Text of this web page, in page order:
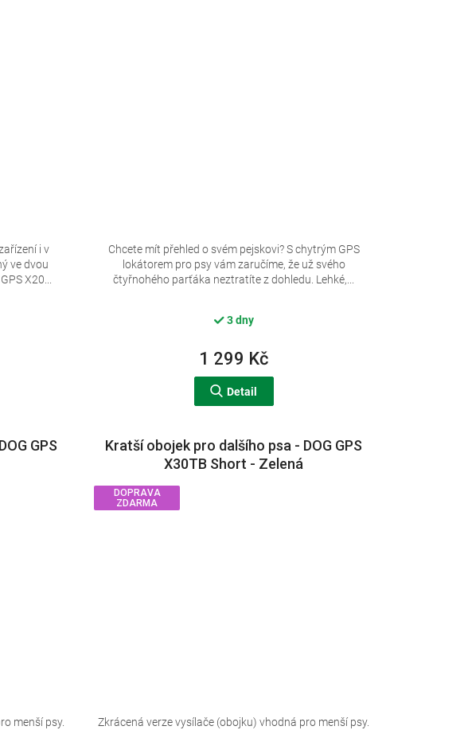
i v
ve dvou
X20...
3 dny
1 299 Kč
Detail
Chcete mít přehled o svém pejskovi? S chytrým GPS
lokátorem pro psy vám zaručíme, že už svého
čtyřnohého parťáka neztratíte z dohledu. Lehké,...
GPS
menší psy.
DOPRAVA
ZDARMA
Kratší obojek pro dalšího psa - DOG GPS
X30TB Short - Zelená
Zkrácená verze vysílače (obojku) vhodná pro menší psy.